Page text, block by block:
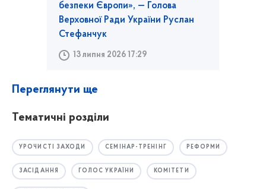
безпеки Європи», — Голова
Верховної Ради України Руслан
Стефанчук
13 липня 2026 17:29
Переглянути ще
Тематичні розділи
УРОЧИСТІ ЗАХОДИ СЕМІНАР-ТРЕНІНГ РЕФОРМИ
ЗАСІДАННЯ ГОЛОС УКРАЇНИ КОМІТЕТИ